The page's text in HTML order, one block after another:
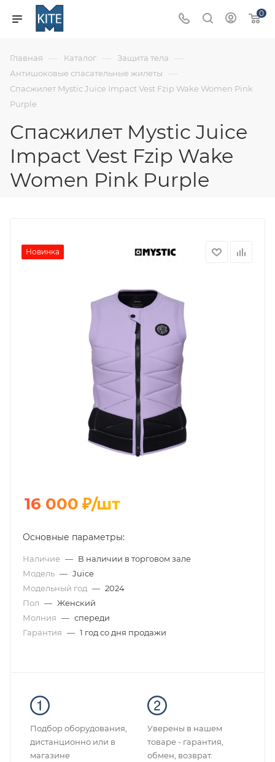
0
Главная — Каталог — Защита тела —
Антишоковые спасательные жилеты —
Спасжилет Mystic Juice Impact Vest Fzip Wake Women Pink
Purple
Спасжилет Mystic Juice
Impact Vest Fzip Wake
Women Pink Purple
Новинка
16 000 ₽/шт
Основные параметры:
Наличие — В наличии в торговом зале
Модель — Juice
Модельный год — 2024
Пол — Женский
Молния — спереди
Гарантия — 1 год со дня продажи
Подбор оборудования,
дистанционно или в
магазине
Уверены в нашем
товаре - гарантия,
обмен, возврат.